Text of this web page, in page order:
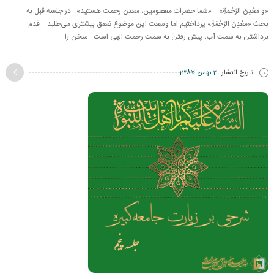
«وَ مَعْدِنَ الرَّحْمَةِ» «شما حضرات معصومین، معدن رحمت هستید» در جلسه قبل به
بحث «معْدِنَ الرَّحْمَةِ» پرداختیم اما وسعت این موضوع تعمق بیشتری می‌طلبد. قدم
برداشتن به سمت آب، پیش رفتن به سمت رحمت الهی است سخن را ...
تاریخ انتشار 2 بهمن 1387